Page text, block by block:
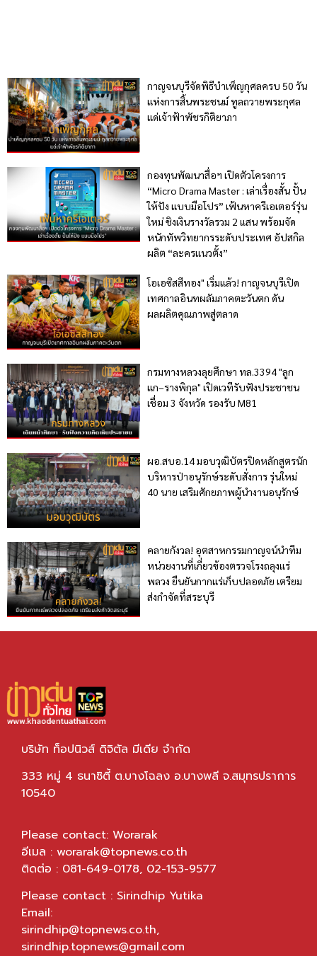
กาญจนบุรีจัดพิธีบำเพ็ญกุศลครบ 50 วัน
แห่งการสิ้นพระชนม์ ทูลถวายพระกุศล
แด่เจ้าฟ้าพัชรกิติยาภา
กองทุนพัฒนาสื่อฯ เปิดตัวโครงการ
“Micro Drama Master : เล่าเรื่องสั้น ปั้น
ให้ปัง แบบมือโปร” เฟ้นหาครีเอเตอร์รุ่น
ใหม่ ชิงเงินรางวัลรวม 2 แสน พร้อมจัด
หนักทัพวิทยากรระดับประเทศ อัปสกิล
ผลิต “ละครแนวตั้ง”
โอเอซิสสีทอง" เริ่มแล้ว! กาญจนบุรีเปิด
เทศกาลอินทผลัมภาคตะวันตก ดัน
ผลผลิตคุณภาพสู่ตลาด
กรมทางหลวงลุยศึกษา ทล.3394 "ลูก
แก–รางพิกุล" เปิดเวทีรับฟังประชาชน
เชื่อม 3 จังหวัด รองรับ M81
ผอ.สบอ.14 มอบวุฒิบัตรปิดหลักสูตรนัก
บริหารป่าอนุรักษ์ระดับสั่งการ รุ่นใหม่
40 นาย เสริมศักยภาพผู้นำงานอนุรักษ์
คลายกังวล! อุตสาหกรรมกาญจน์นำทีม
หน่วยงานที่เกี่ยวข้องตรวจโรงถลุงแร่
พลวง ยืนยันกากแร่เก็บปลอดภัย เตรียม
ส่งกำจัดที่สระบุรี
บริษัท ท็อปนิวส์ ดิจิตัล มีเดีย จำกัด
333 หมู่ 4 ธนาซิตี้ ต.บางโฉลง อ.บางพลี จ.สมุทรปราการ
10540
Please contact: Worarak
อีเมล : worarak@topnews.co.th
ติดต่อ : 081-649-0178, 02-153-9577
Please contact : Sirindhip Yutika
Email:
sirindhip@topnews.co.th,
sirindhip.topnews@gmail.com